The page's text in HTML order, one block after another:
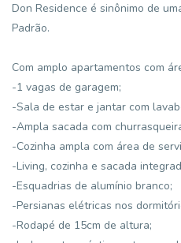
Don Residence é sinônimo de
Padrão.
Com amplo apartamentos com
-1 vagas de garagem;
-Sala de estar e jantar com
-Ampla sacada com
-Cozinha ampla com área de
-Living, cozinha e sacada
-Esquadrias de alumínio branco;
-Persianas elétricas nos
-Rodapé de 15cm de altura;